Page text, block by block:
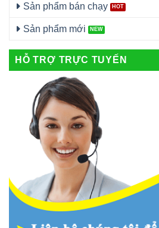
Sản phẩm bán chạy
Sản phẩm mới
HỖ TRỢ TRỰC TUYẾN